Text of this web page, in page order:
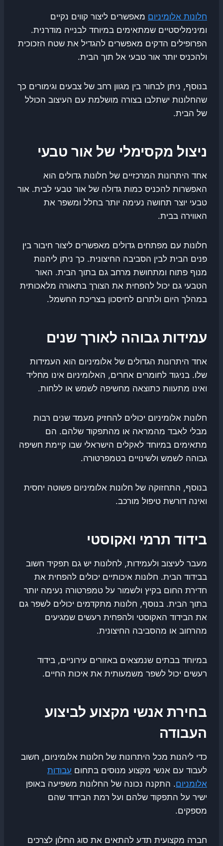
חלונות אלומיניום מאפשרים ליצור קווים נקיים
ומינימליסטיים שמתאימים במיוחד לבנייה מודרנית.
הפרופילים הדקים מאפשרים להגדיל את שטח הזכוכית
ולהכניס יותר אור טבעי אל תוך הבית.
בנוסף, ניתן לבחור בין מגוון רחב של צבעים וגימורים כך
שהחלונות ישתלבו בצורה מושלמת עם העיצוב הכולל
של הבית.
ניצול מקסימלי של אור טבעי
אחד היתרונות המרכזיים של חלונות גדולים הוא
האפשרות להכניס כמות גדולה של אור טבעי לבית. אור
טבעי יוצר תחושה נעימה יותר בחלל ומשפר את
האווירה בבית.
חלונות עם מפתחים גדולים מאפשרים ליצור חיבור בין
פנים הבית לבין הסביבה החיצונית. כך ניתן ליהנות
מנוף פתוח ומתחושת מרחב גם בתוך הבית. האור
הטבעי גם יכול להפחית את הצורך בתאורה מלאכותית
במהלך היום ולתרום לחיסכון בצריכת החשמל.
עמידות גבוהה לאורך שנים
אחד היתרונות הגדולים של אלומיניום הוא העמידות
שלו. בניגוד לחומרים אחרים, האלומיניום אינו מחליד
ואינו מתעוות כתוצאה מחשיפה לשמש או ללחות.
חלונות אלומיניום יכולים להחזיק מעמד שנים רבות
מבלי לאבד מהמראה או מהתפקוד שלהם. הם
מתאימים במיוחד לאקלים הישראלי שבו קיימת חשיפה
גבוהה לשמש ולשינויים בטמפרטורה.
בנוסף, התחזוקה של חלונות אלומיניום פשוטה יחסית
ואינה דורשת טיפול מורכב.
בידוד תרמי ואקוסטי
מעבר לעיצוב ולעמידות, לחלונות יש גם תפקיד חשוב
בבידוד הבית. חלונות איכותיים יכולים להפחית את
חדירת החום בקיץ ולשמור על טמפרטורה נעימה יותר
בתוך הבית. בנוסף, חלונות מתקדמים יכולים לשפר גם
את הבידוד האקוסטי ולהפחית רעשים שמגיעים
מהרחוב או מהסביבה החיצונית.
במיוחד בבתים שנמצאים באזורים עירוניים, בידוד
רעשים יכול לשפר משמעותית את איכות החיים.
בחירת אנשי מקצוע לביצוע
העבודה
כדי ליהנות מכל היתרונות של חלונות אלומיניום, חשוב
לעבוד עם אנשי מקצוע מנוסים בתחום עבודות
אלומניום. התקנה נכונה של החלונות משפיעה באופן
ישיר על התפקוד שלהם ועל רמת הבידוד שהם
מספקים.
חברה מקצועית תדע להתאים את סוג החלון לצרכים